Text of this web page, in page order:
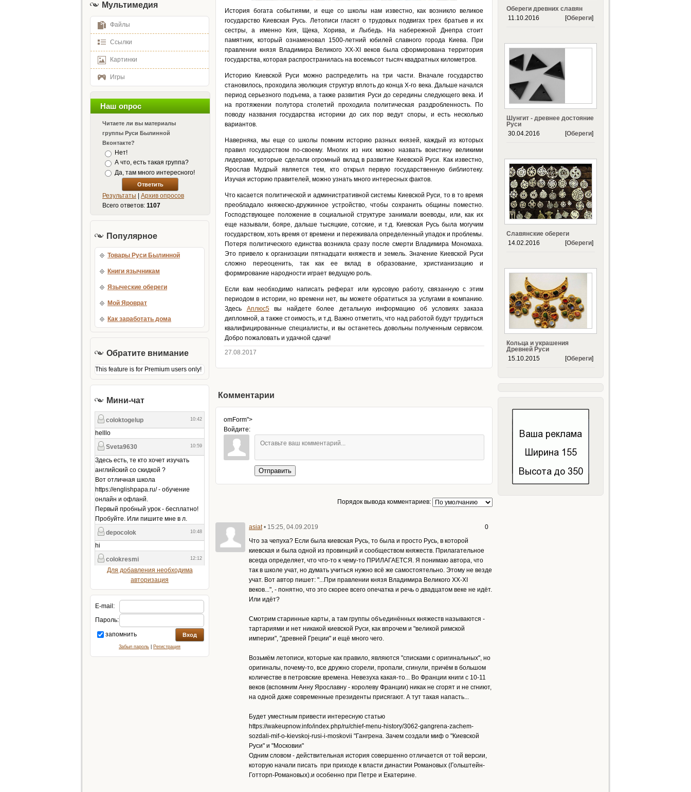
Мультимедия
Файлы
Ссылки
Картинки
Игры
Наш опрос
Читаете ли вы материалы
группы Руси Былинной
Вконтакте?
Нет!
А что, есть такая группа?
Да, там много интересного!
Результаты
Архив опросов
Всего ответов: 1107
Популярное
Товары Руси Былинной
Книги язычникам
Языческие обереги
Мой Яроврат
Как заработать дома
Обратите внимание
This feature is for Premium users only!
Мини-чат
Для добавления необходима
авторизация
E-mail:
Пароль:
запомнить
Забыл пароль Регистрация
История богата событиями, и еще со школы нам известно, как возникло великое
государство Киевская Русь. Летописи гласят о трудовых подвигах трех братьев и их
сестры, а именно Кия, Щека, Хорива, и Лыбедь. На набережной Днепра стоит
памятник, который ознаменовал 1500-летний юбилей славного города Киева. При
правлении князя Владимира Великого ХХ-ХІ веков была сформирована территория
государства, которая распространилась на восемьсот тысяч квадратных километров.
Историю Киевской Руси можно распределить на три части. Вначале государство
становилось, проходила эволюция структур вплоть до конца Х-го века. Дальше начался
период серьезного подъема, а также развития Руси до середины следующего века. И
на протяжении полутора столетий проходила политическая раздробленность. По
поводу названия государства историки до сих пор ведут споры, и есть несколько
вариантов.
Наверняка, мы еще со школы помним историю разных князей, каждый из которых
правил государством по-своему. Многих из них можно назвать воистину великими
лидерами, которые сделали огромный вклад в развитие Киевской Руси. Как известно,
Ярослав Мудрый является тем, кто открыл первую государственную библиотеку.
Изучая историю правителей, можно узнать много интересных фактов.
Что касается политической и административной системы Киевской Руси, то в то время
преобладало княжеско-дружинное устройство, чтобы сохранить общины поместно.
Господствующее положение в социальной структуре занимали воеводы, или, как их
еще называли, бояре, дальше тысяцкие, сотские, и т.д. Киевская Русь была могучим
государством, хоть время от времени и переживала определенный упадок и проблемы.
Потеря политического единства возникла сразу после смерти Владимира Мономаха.
Это привело к организации пятнадцати княжеств и земель. Значение Киевской Руси
сложно переоценить, так как ее вклад в образование, христианизацию и
формирование народности играет ведущую роль.
Если вам необходимо написать реферат или курсовую работу, связанную с этим
периодом в истории, но времени нет, вы можете обратиться за услугами в компанию.
Здесь Аплюс5вы найдете более детальную информацию об условиях заказа
дипломной, а также стоимость, и т.д. Важно отметить, что над работой будут трудиться
квалифицированные специалисты, и вы останетесь довольны полученным сервисом.
Добро пожаловать и удачной сдачи!
27.08.2017
Комментарии
omForm">
Войдите:
Отправить
Порядок вывода комментариев:
0
asiat • 15:25, 04.09.2019
Что за чепуха? Если была киевская Русь, то была и просто Русь, в которой
киевская и была одной из провинций и сообществом княжеств. Прилагательное
всегда определяет, что что-то к чему-то ПРИЛАГАЕТСЯ. Я понимаю автора, что
так в школе учат, но думать учиться нужно всё же самостоятельно. Этому не везде
учат. Вот автор пишет: "...При правлении князя Владимира Великого ХХ-ХІ
веков...", - понятно, что это скорее всего опечатка и речь о двадцатом веке не идёт.
Или идёт?
Смотрим старинные карты, а там группы объединённых княжеств называются -
тартариями и нет никакой киевской Руси, как впрочем и "великой римской
империи", "древней Греции" и ещё много чего.
Возьмём летописи, которые как правило, являются "списками с оригинальных", но
оригиналы, почему-то, все дружно сгорели, пропали, сгинули, причём в большом
количестве в петровские времена. Невезуха какая-то... Во Франции книги с 10-11
веков (вспомним Анну Ярославну - королеву Франции) никак не сгорят и не сгниют,
на одной даже современные президенты присягают. А тут такая напасть...
Будет уместным привести интересную статью
https://wakeupnow.info/index.php/ru/chief-menu-history/3062-gangrena-zachem-
sozdali-mif-o-kievskoj-rusi-i-moskovii "Гангрена. Зачем создали миф о "Киевской
Руси" и "Московии"
Одним словом - действительная история совершенно отличается от той версии,
которую начали писать при приходе к власти династии Романовых (Гольштейн-
Готторп-Романовых).и особенно при Петре и Екатерине.
Обереги древних славян
11.10.2016
[Обереги]
Шунгит - древнее достояние
Руси
30.04.2016
[Обереги]
Славянские обереги
14.02.2016
[Обереги]
Кольца и украшения
Древней Руси
15.10.2015
[Обереги]